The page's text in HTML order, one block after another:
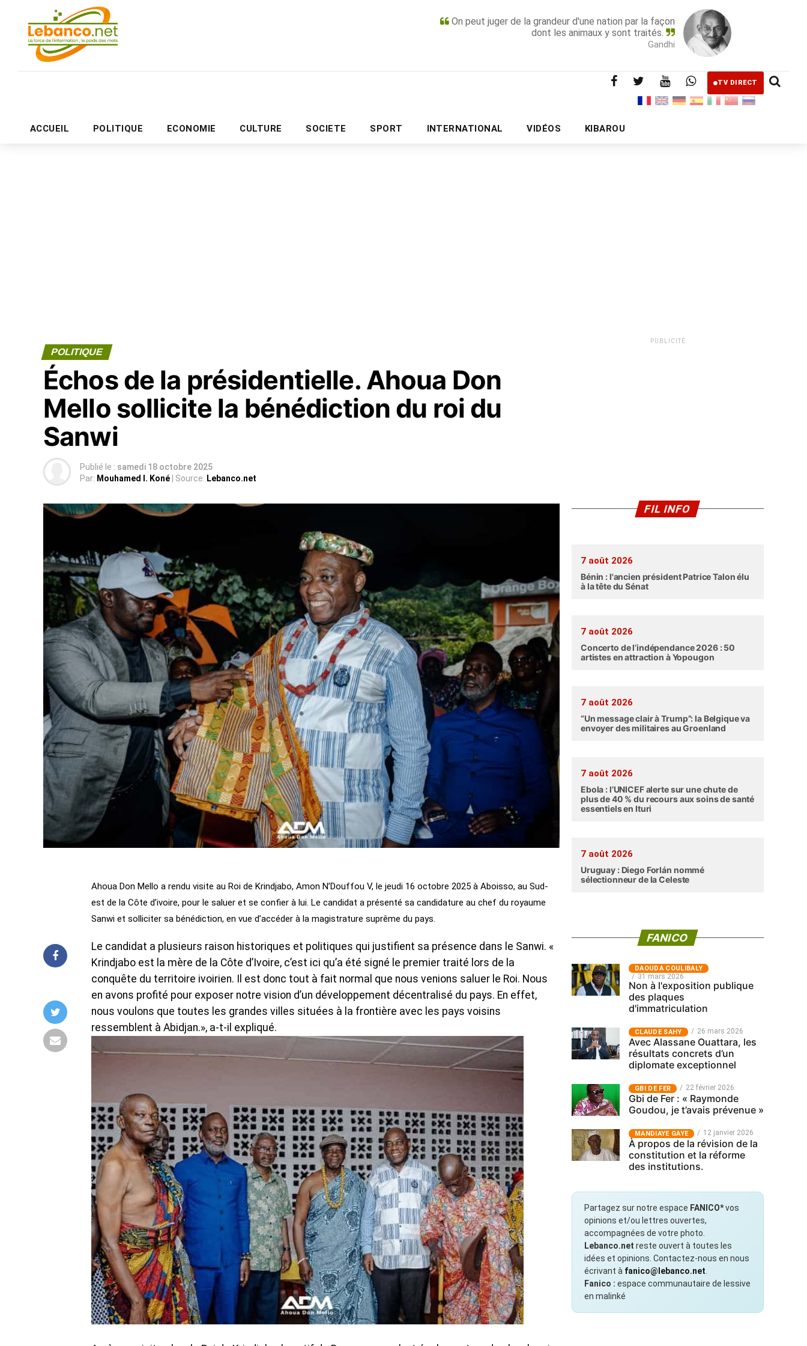
On peut juger de la grandeur d'une nation par la façon
dont les animaux y sont traités.
Gandhi
TV DIRECT
ACCUEIL POLITIQUE ECONOMIE CULTURE SOCIETE SPORT INTERNATIONAL VIDÉOS KIBAROU
PUBLICITÉ
POLITIQUE
Échos de la présidentielle. Ahoua Don
Mello sollicite la bénédiction du roi du
Sanwi
Publié le : samedi 18 octobre 2025
Par: Mouhamed I. Koné | Source: Lebanco.net
Ahoua Don Mello a rendu visite au Roi de Krindjabo, Amon N’Douffou V, le jeudi 16 octobre 2025 à Aboisso, au Sud-
est de la Côte d’ivoire, pour le saluer et se confier à lui. Le candidat a présenté sa candidature au chef du royaume
Sanwi et solliciter sa bénédiction, en vue d’accéder à la magistrature suprême du pays.
Le candidat a plusieurs raison historiques et politiques qui justifient sa présence dans le Sanwi. «
Krindjabo est la mère de la Côte d’Ivoire, c’est ici qu’a été signé le premier traité lors de la
conquête du territoire ivoirien. Il est donc tout à fait normal que nous venions saluer le Roi. Nous
en avons profité pour exposer notre vision d’un développement décentralisé du pays. En effet,
nous voulons que toutes les grandes villes situées à la frontière avec les pays voisins
ressemblent à Abidjan.», a-t-il expliqué.
PUBLICITÉ
FIL INFO
7 août 2026
Bénin : l'ancien président Patrice Talon élu
à la tête du Sénat
7 août 2026
Concerto de l’indépendance 2026 : 50
artistes en attraction à Yopougon
7 août 2026
“Un message clair à Trump”: la Belgique va
envoyer des militaires au Groenland
7 août 2026
Ebola : l’UNICEF alerte sur une chute de
plus de 40 % du recours aux soins de santé
essentiels en Ituri
7 août 2026
Uruguay : Diego Forlán nommé
sélectionneur de la Celeste
FANICO
‎DAOUDA COULIBALY
31 mars 2026
Non à l'exposition publique
des plaques
d'immatriculation
CLAUDE SAHY 26 mars 2026
Avec Alassane Ouattara, les
résultats concrets d’un
diplomate exceptionnel
GBI DE FER 22 février 2026
Gbi de Fer : « Raymonde
Goudou, je t’avais prévenue »
MANDIAYE GAYE 12 janvier 2026
À propos de la révision de la
constitution et la réforme
des institutions.
Partagez sur notre espace FANICO*vos
opinions et/ou lettres ouvertes,
accompagnées de votre photo.
Lebanco.net reste ouvert à toutes les
idées et opinions. Contactez-nous en nous
écrivant à fanico@lebanco.net
Fanico : espace communautaire de lessive
en malinké